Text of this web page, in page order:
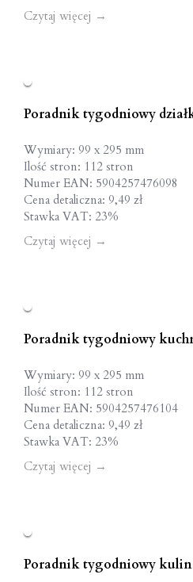
Czytaj więcej →
Poradnik tygodniowy
Wymiary: 99 x 295 mm
Ilość stron: 112 stron
Numer EAN: 5904257476098
Cena detaliczna: 9,49 zł
Stawka VAT: 23%
Czytaj więcej →
Poradnik tygodniowy
Wymiary: 99 x 295 mm
Ilość stron: 112 stron
Numer EAN: 5904257476104
Cena detaliczna: 9,49 zł
Stawka VAT: 23%
Czytaj więcej →
Poradnik tygodniowy